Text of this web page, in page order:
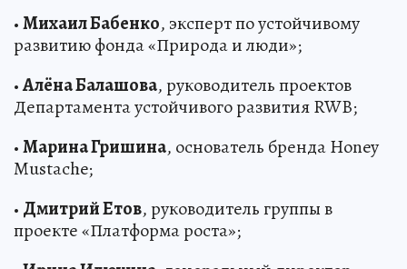
•Михаил Бабенко, эксперт по устойчивому
развитию фонда «Природа и люди»;
•Алёна Балашова, руководитель проектов
Департамента устойчивого развития RWB;
•Марина Гришина, основатель бренда Honey
Mustache;
• Дмитрий Етов, руководитель группы в
проекте «Платформа роста»;